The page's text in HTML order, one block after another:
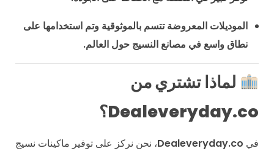
الموديلات المعروضة تتسم بالموثوقية وتم استخدامها على
نطاق واسع في مصانع النسيج حول العالم.
لماذا تشتري من
Dealeveryday.co؟
في Dealeveryday.co، نحن نركز على توفير ماكينات نسيج